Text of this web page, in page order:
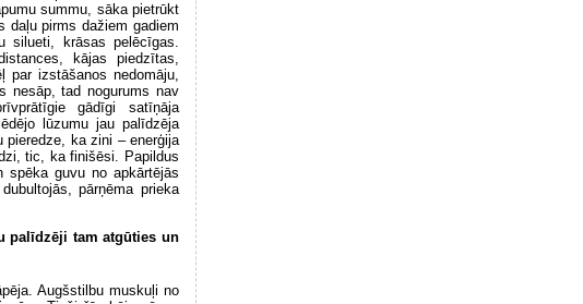
summu, sāka pietrūkt
daļu pirms dažiem gadiem
silueti, krāsas pelēcīgas.
kājas piedzītas,
izstāšanos nedomāju,
nesāp, tad nogurums nav
gādīgi satīņāja
lūzumu jau palīdzēja
ka zini – enerģija
tic, ka finišēsi. Papildus
guvu no apkārtējās
pārņēma prieka
palīdzēji tam atgūties un
Augšstilbu muskuļi no